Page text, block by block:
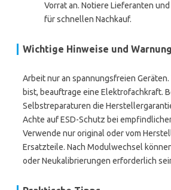
Vorrat an. Notiere Lieferanten
für schnellen Nachkauf.
Wichtige Hinweise und
Arbeit nur an spannungsfreien
bist, beauftrage eine Elektrofachkraft.
Selbstreparaturen die
Achte auf ESD-Schutz bei
Verwende nur original oder vom
Ersatzteile. Nach Modulwechsel
oder Neukalibrierungen erforderlich